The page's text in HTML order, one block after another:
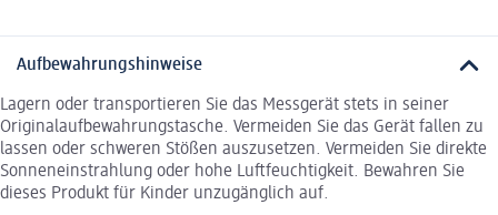
Aufbewahrungshinweise
Lagern oder transportieren Sie das Messgerät stets in seiner
Originalaufbewahrungstasche. Vermeiden Sie das Gerät fallen zu
lassen oder schweren Stößen auszusetzen. Vermeiden Sie direkte
Sonneneinstrahlung oder hohe Luftfeuchtigkeit. Bewahren Sie
dieses Produkt für Kinder unzugänglich auf.